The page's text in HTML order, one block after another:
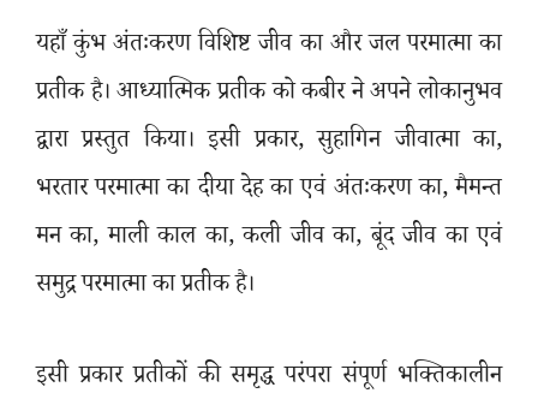
यहाँ कुंभ अंतःकरण विशिष्ट जीव का और जल परमात्मा का
प्रतीक है। आध्यात्मिक प्रतीक को कबीर ने अपने लोकानुभव
द्वारा प्रस्तुत किया। इसी प्रकार,सुहागिन जीवात्मा का,
भरतार परमात्मा का दीया देह का एवं अंतःकरण का,मैमन्त
मन का,माली काल का,कली जीव का, बूंद जीव का एवं
समुद्र परमात्मा का प्रतीक है।
इसी प्रकार प्रतीकों की समृद्ध परंपरा संपूर्ण भक्तिकालीन